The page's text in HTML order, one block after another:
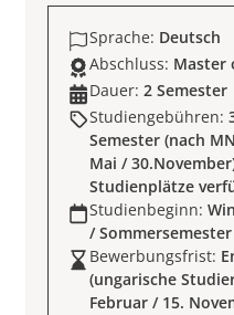
Sprache: Deutsch
Abschluss: Master
Dauer: 2 Semester
Studiengebühren:
Semester (nach
Mai /
Studienplätze
Studienbeginn:
/
Bewerbungsfrist:
(ungarische
Februar / 15.